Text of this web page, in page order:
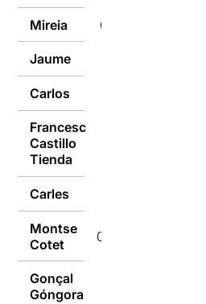
Mireia 09/01/2017
Jaume
Carlos
Francesc
Castillo
Tienda
Carles
Montse
Cotet
09/01/2017
Gonçal
Góngora